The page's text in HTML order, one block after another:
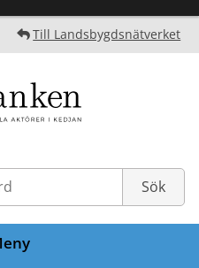
Till Landsbygdsnätverket